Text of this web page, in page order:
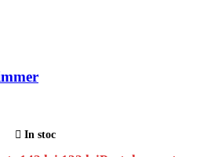
In stoc